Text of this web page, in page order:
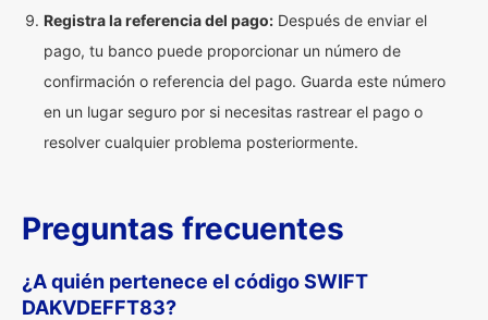
Registra la referencia del pago: Después de enviar el
pago, tu banco puede proporcionar un número de
confirmación o referencia del pago. Guarda este número
en un lugar seguro por si necesitas rastrear el pago o
resolver cualquier problema posteriormente.
Preguntas frecuentes
¿A quién pertenece el código SWIFT
DAKVDEFFT83?